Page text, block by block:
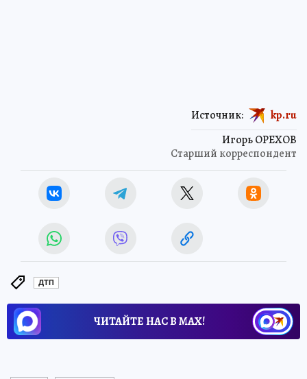
Игорь ОРЕХОВ
Старший корреспондент
Источник: kp.ru
ДТП
ЧИТАЙТЕ НАС В МАХ!